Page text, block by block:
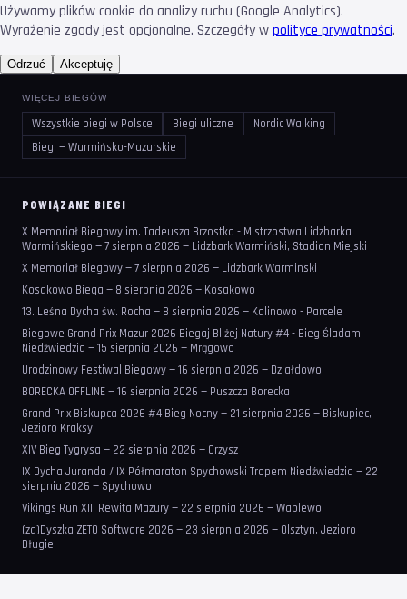
Używamy plików cookie do analizy ruchu (Google Analytics).
Wyrażenie zgody jest opcjonalne. Szczegóły wpolityce prywatności.
Odrzuć Akceptuję
WIĘCEJ BIEGÓW
Wszystkie biegi w Polsce Biegi uliczne
Nordic Walking
Biegi — Warmińsko-Mazurskie
POWIĄZANE BIEGI
X Memoriał Biegowy im. Tadeusza Brzostka - Mistrzostwa Lidzbarka
Warmińskiego — 7 sierpnia 2026 — Lidzbark Warmiński, Stadion Miejski
X Memoriał Biegowy — 7 sierpnia 2026 — Lidzbark Warminski
Kosakowo Biega — 8 sierpnia 2026 — Kosakowo
13. Leśna Dycha św. Rocha — 8 sierpnia 2026 — Kalinowo - Parcele
Biegowe Grand Prix Mazur 2026 Biegaj Bliżej Natury #4 - Bieg Śladami
Niedźwiedzia — 15 sierpnia 2026 — Mrągowo
Urodzinowy Festiwal Biegowy — 16 sierpnia 2026 — Działdowo
BORECKA OFFLINE — 16 sierpnia 2026 — Puszcza Borecka
Grand Prix Biskupca 2026 #4 Bieg Nocny — 21 sierpnia 2026 — Biskupiec,
Jezioro Kraksy
XIV Bieg Tygrysa — 22 sierpnia 2026 — Orzysz
IX Dycha Juranda / IX Półmaraton Spychowski Tropem Niedźwiedzia — 22
sierpnia 2026 — Spychowo
Vikings Run XII: Rewita Mazury — 22 sierpnia 2026 — Waplewo
(za)Dyszka ZETO Software 2026 — 23 sierpnia 2026 — Olsztyn, Jezioro
Długie